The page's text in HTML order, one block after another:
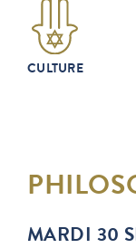
CULTURE
MARDI 30